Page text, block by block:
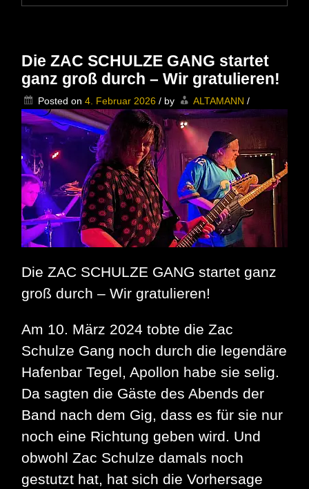
live
im
Die ZAC SCHULZE GANG startet
ganz groß durch – Wir gratulieren!
Posted on 4. Februar 2026 / by ALTAMANN /
Die ZAC SCHULZE GANG startet ganz
groß durch – Wir gratulieren!
Am 10. März 2024 tobte die Zac
Schulze Gang noch durch die legendäre
Hafenbar Tegel, Apollon habe sie selig.
Da sagten die Gäste des Abends der
Band nach dem Gig, dass es für sie nur
noch eine Richtung geben wird. Und
obwohl Zac Schulze damals noch
gestutzt hat, hat sich die Vorhersage